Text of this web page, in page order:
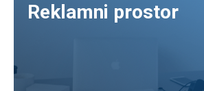
Reklamni prostor